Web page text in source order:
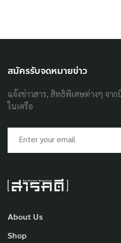
About Us
Shop
สมัครรับจดหมายข่าว
แจ้งข่าวสาร, สิทธิพิเศษต่างๆ จา
ในเครือ